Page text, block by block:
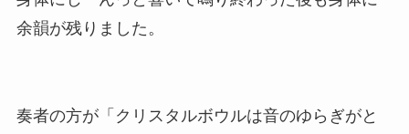
余韻が残りました。
奏者の方が「クリスタルボウルは音のゆらぎがと